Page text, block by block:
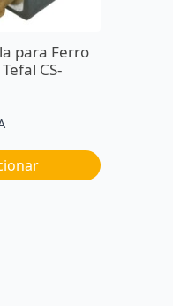
para Ferro
CS-